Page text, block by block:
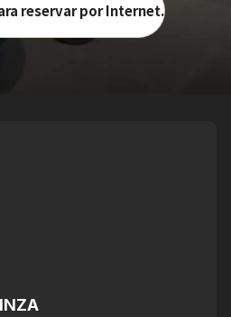
reservar por Internet.